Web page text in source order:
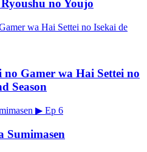
no Youjo
Gamer wa Hai Settei no
Season
▶ Ep 6
Sumimasen